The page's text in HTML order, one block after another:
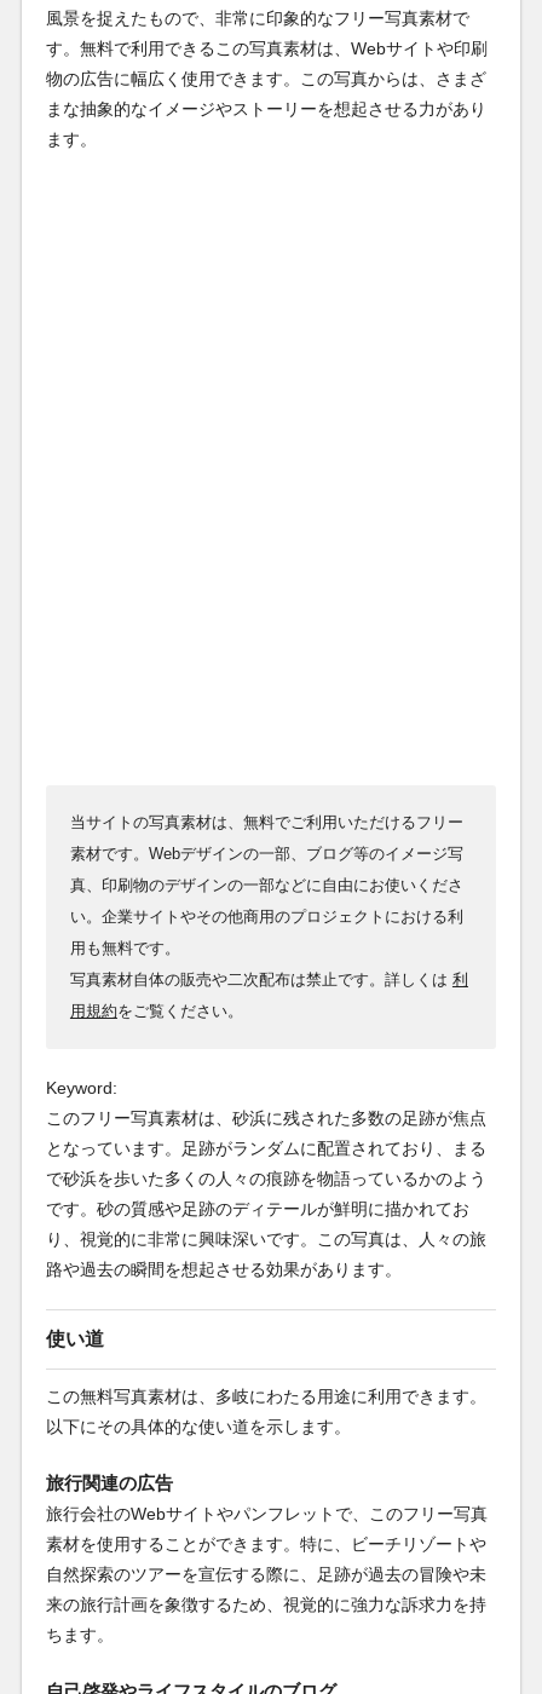
風景を捉えたもので、非常に印象的なフリー写真素材で
す。無料で利用できるこの写真素材は、Webサイトや印刷
物の広告に幅広く使用できます。この写真からは、さまざ
まな抽象的なイメージやストーリーを想起させる力があり
ます。
当サイトの写真素材は、無料でご利用いただけるフリー
素材です。Webデザインの一部、ブログ等のイメージ写
真、印刷物のデザインの一部などに自由にお使いくださ
い。企業サイトやその他商用のプロジェクトにおける利
用も無料です。
写真素材自体の販売や二次配布は禁止です。詳しくは 利
用規約をご覧ください。
Keyword:
このフリー写真素材は、砂浜に残された多数の足跡が焦点
となっています。足跡がランダムに配置されており、まる
で砂浜を歩いた多くの人々の痕跡を物語っているかのよう
です。砂の質感や足跡のディテールが鮮明に描かれてお
り、視覚的に非常に興味深いです。この写真は、人々の旅
路や過去の瞬間を想起させる効果があります。
使い道
この無料写真素材は、多岐にわたる用途に利用できます。
以下にその具体的な使い道を示します。
旅行関連の広告
旅行会社のWebサイトやパンフレットで、このフリー写真
素材を使用することができます。特に、ビーチリゾートや
自然探索のツアーを宣伝する際に、足跡が過去の冒険や未
来の旅行計画を象徴するため、視覚的に強力な訴求力を持
ちます。